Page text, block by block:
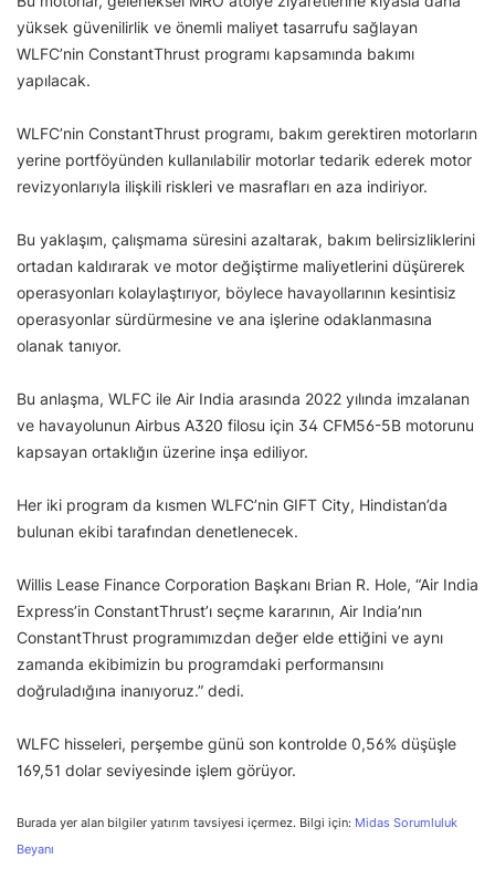
yüksek güvenilirlik ve önemli maliyet tasarrufu sağlayan
WLFC’nin ConstantThrust programı kapsamında bakımı
yapılacak.
WLFC’nin ConstantThrust programı, bakım gerektiren motorların
yerine portföyünden kullanılabilir motorlar tedarik ederek motor
revizyonlarıyla ilişkili riskleri ve masrafları en aza indiriyor.
Bu yaklaşım, çalışmama süresini azaltarak, bakım belirsizliklerini
ortadan kaldırarak ve motor değiştirme maliyetlerini düşürerek
operasyonları kolaylaştırıyor, böylece havayollarının kesintisiz
operasyonlar sürdürmesine ve ana işlerine odaklanmasına
olanak tanıyor.
Bu anlaşma, WLFC ile Air India arasında 2022 yılında imzalanan
ve havayolunun Airbus A320 filosu için 34 CFM56-5B motorunu
kapsayan ortaklığın üzerine inşa ediliyor.
Her iki program da kısmen WLFC’nin GIFT City, Hindistan’da
bulunan ekibi tarafından denetlenecek.
Willis Lease Finance Corporation Başkanı Brian R. Hole, “Air India
Express’in ConstantThrust’ı seçme kararının, Air India’nın
ConstantThrust programımızdan değer elde ettiğini ve aynı
zamanda ekibimizin bu programdaki performansını
doğruladığına inanıyoruz.” dedi.
WLFC hisseleri, perşembe günü son kontrolde 0,56% düşüşle
169,51 dolar seviyesinde işlem görüyor.
Burada yer alan bilgiler yatırım tavsiyesi içermez. Bilgi için: Midas Sorumluluk
Beyanı